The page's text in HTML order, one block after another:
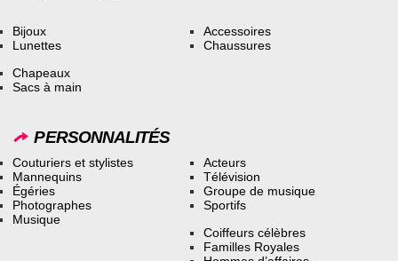
Bijoux
Lunettes
Accessoires
Chaussures
Chapeaux
Sacs à main
PERSONNALITÉS
Couturiers et stylistes
Mannequins
Égéries
Photographes
Musique
Acteurs
Télévision
Groupe de musique
Sportifs
Coiffeurs célèbres
Familles Royales